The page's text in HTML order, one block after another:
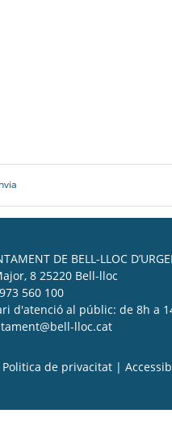
DE BELL-LLOC
8 25220 Bell-lloc
560 100
d'atenció al públic: de 8h a
lloc.cat
Politica de privacitat |